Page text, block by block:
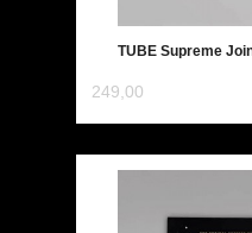
TUBE Supreme
249,00